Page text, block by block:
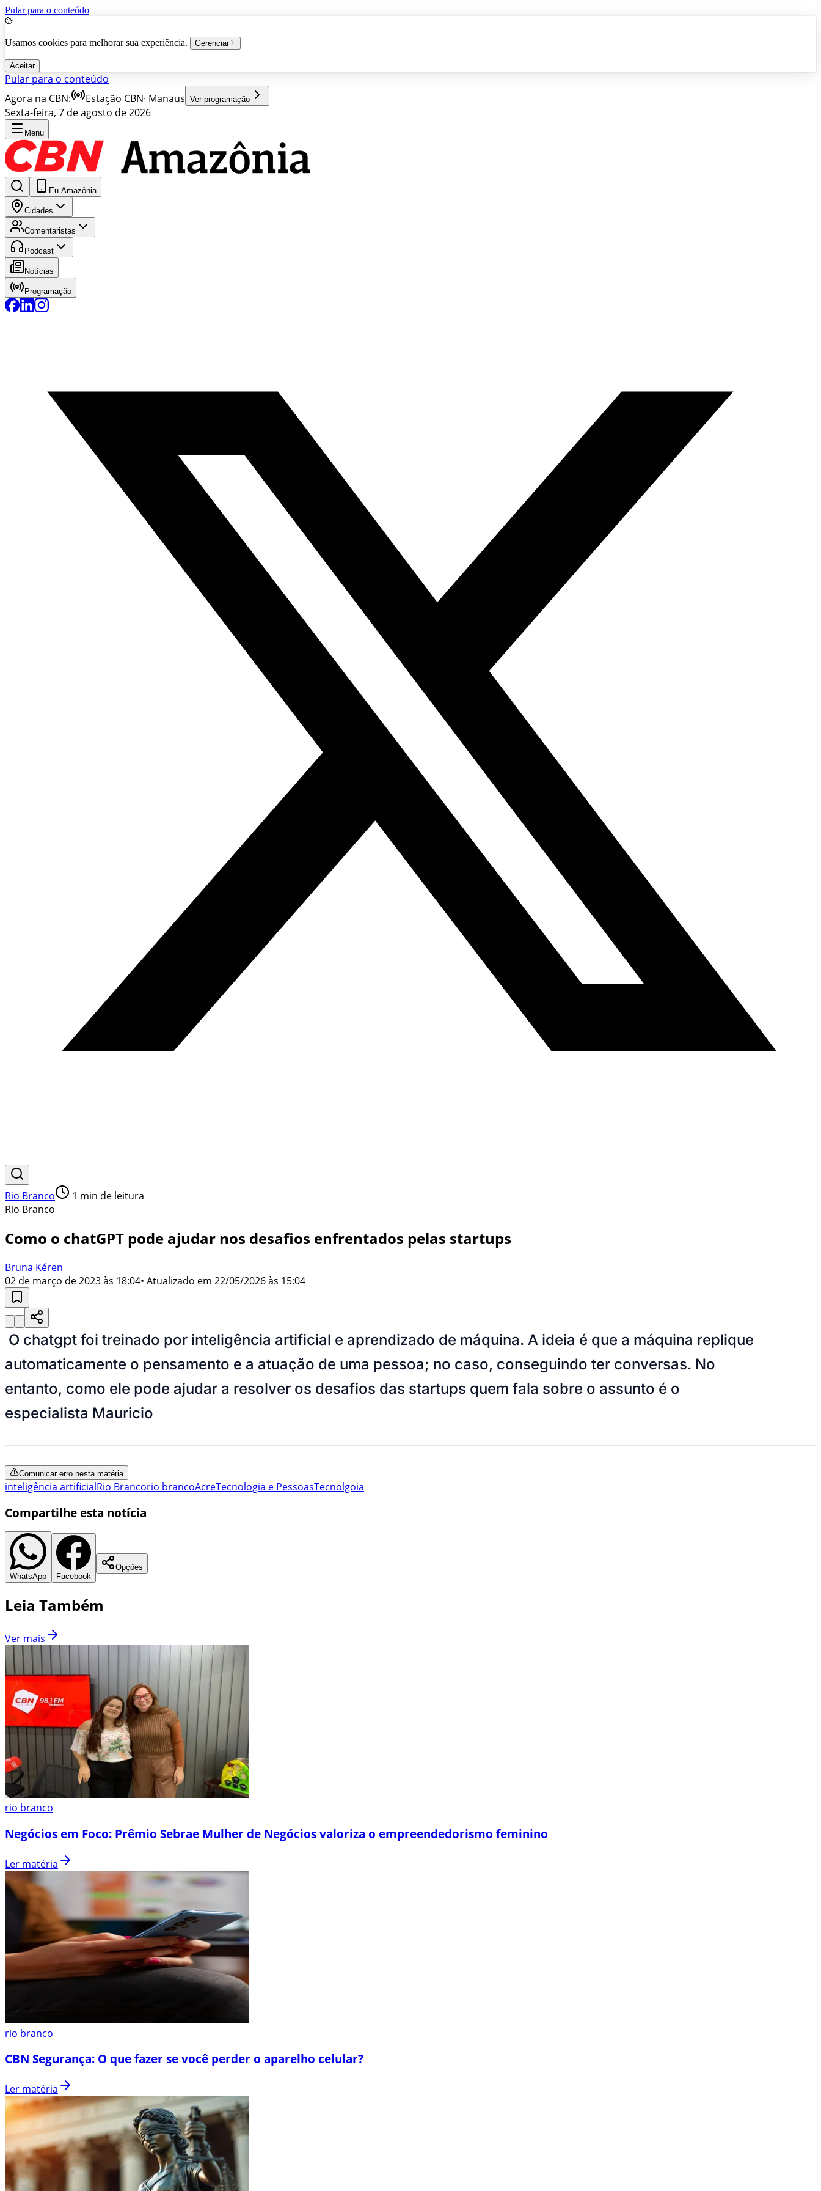
Pular para o conteúdo
Usamos cookies para melhorar sua experiência. Gerenciar
Aceitar
Pular para o conteúdo
Agora na CBN:
Estação CBN· Manaus Ver programação
Sexta-feira, 7 de agosto de 2026
Menu
Eu Amazônia
Cidades
Comentaristas
Podcast
Notícias
Programação
Rio Branco 1 min de leitura
Rio Branco
Como o chatGPT pode ajudar nos desafios enfrentados pelas startups
Bruna Kéren
02 de março de 2023 às 18:04• Atualizado em 22/05/2026 às 15:04
O chatgpt foi treinado por inteligência artificial e aprendizado de máquina. A ideia é que a máquina replique
automaticamente o pensamento e a atuação de uma pessoa; no caso, conseguindo ter conversas. No
entanto, como ele pode ajudar a resolver os desafios das startups quem fala sobre o assunto é o
especialista Mauricio
Comunicar erro nesta matéria
inteligência artificialRio Brancorio brancoAcreTecnologia e PessoasTecnolgoia
Compartilhe esta notícia
WhatsApp Facebook
Opções
Leia Também
Ver mais
rio branco
Negócios em Foco: Prêmio Sebrae Mulher de Negócios valoriza o empreendedorismo feminino
Ler matéria
rio branco
CBN Segurança: O que fazer se você perder o aparelho celular?
Ler matéria